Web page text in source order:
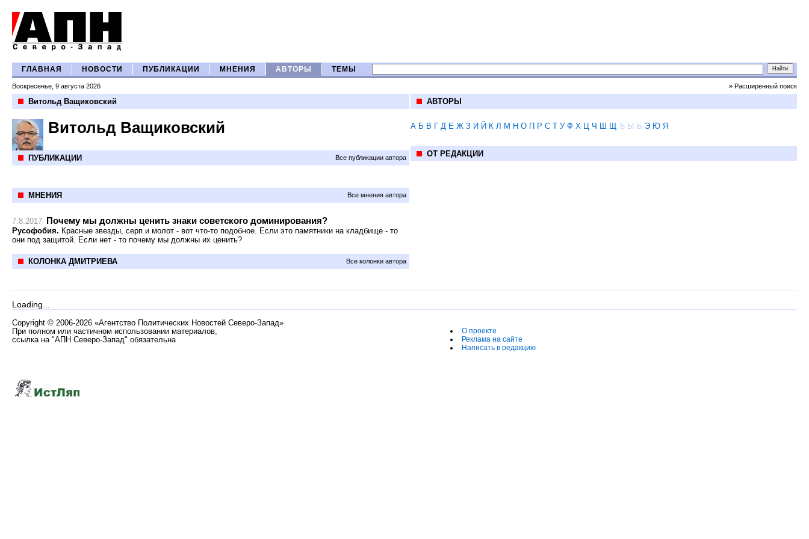
ГЛАВНАЯ НОВОСТИ ПУБЛИКАЦИИ МНЕНИЯ АВТОРЫ ТЕМЫ
Воскресенье, 9 августа 2026 » Расширенный поиск
Витольд Ващиковский
Витольд Ващиковский
ПУБЛИКАЦИИ Все публикации автора
МНЕНИЯ Все мнения автора
7.8.2017 Почему мы должны ценить знаки советского доминирования?
Русофобия. Красные звезды, серп и молот - вот что-то подобное. Если это памятники на кладбище - то
они под защитой. Если нет - то почему мы должны их ценить?
КОЛОНКА ДМИТРИЕВА Все колонки автора
АВТОРЫ
А Б В Г Д Е Ж З И Й К Л М Н О П Р С Т У Ф Х Ц Ч Ш Щ Ъ Ы Ь Э Ю Я
ОТ РЕДАКЦИИ
Loading...
Copyright © 2006-2026 «Агентство Политических Новостей Северо-Запад»
При полном или частичном использовании материалов,
ссылка на "АПН Северо-Запад" обязательна
О проекте
Реклама на сайте
Написать в редакцию